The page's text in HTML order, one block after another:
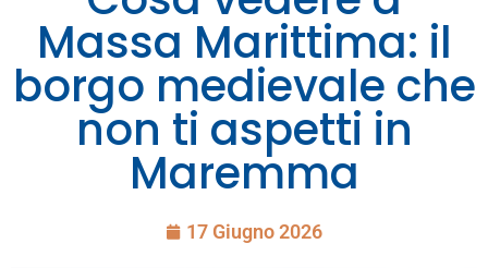
Massa Marittima: il
borgo medievale che
non ti aspetti in
Maremma
17 Giugno 2026